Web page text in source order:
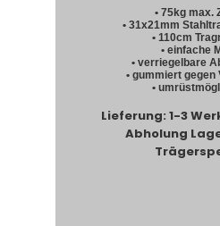
• 75kg max.
• 31x21mm
• 110cm
• einfache
• verriegelbare
• gummiert gegen
•
Lieferung: 1-3
Abholung